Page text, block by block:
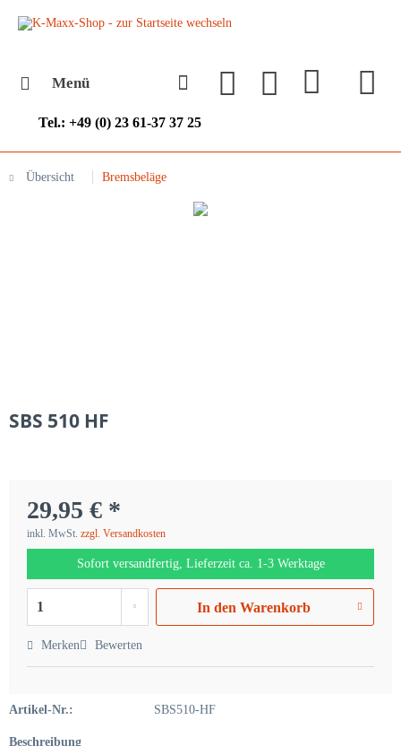
Tel.: +49 (0) 23 61-37 37 25
Menü
Übersicht Bremsbeläge
SBS 510 HF
29,95 € *
inkl. MwSt. zzgl. Versandkosten
Sofort versandfertig, Lieferzeit ca. 1-3 Werktage
In den Warenkorb
Merken Bewerten
Artikel-Nr.: SBS510-HF
Beschreibung